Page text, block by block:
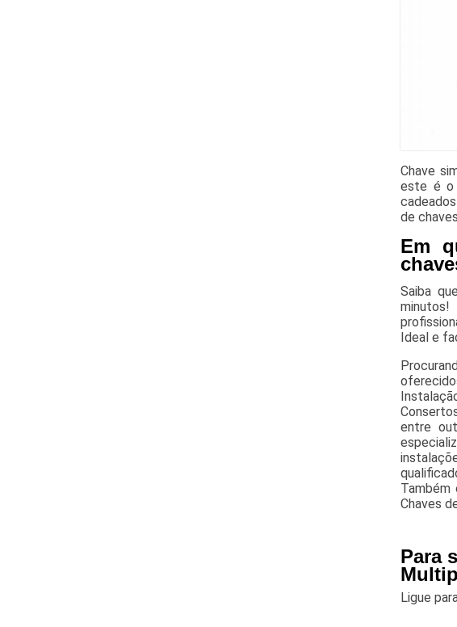
Chave
este é o
de
Em
Saiba
Ideal e
entre
Chaves
Para
Ligue